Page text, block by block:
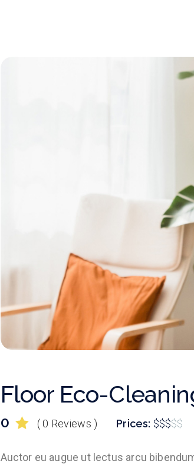
Floor Eco-
0 ( 0 Reviews ) Prices: $$$$$
Auctor eu augue ut lectus arcu